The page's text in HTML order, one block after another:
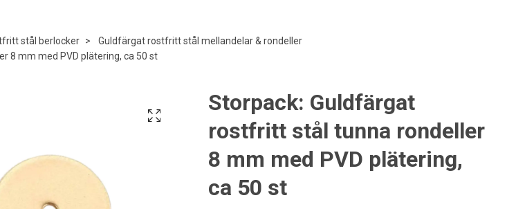
stål berlocker
Guldfärgat rostfritt stål mellandelar & rondeller
8 mm med PVD plätering, ca 50 st
Storpack: Guldfärgat
rostfritt stål tunna rondeller
8 mm med PVD plätering,
ca 50 st